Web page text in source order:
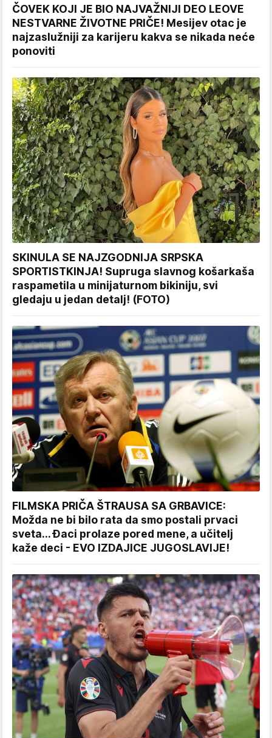
ČOVEK KOJI JE BIO NAJVAŽNIJI DEO LEOVE
NESTVARNE ŽIVOTNE PRIČE! Mesijev otac je
najzaslužniji za karijeru kakva se nikada neće
ponoviti
SKINULA SE NAJZGODNIJA SRPSKA
SPORTISTKINJA! Supruga slavnog košarkaša
raspametila u minijaturnom bikiniju, svi
gledaju u jedan detalj! (FOTO)
FILMSKA PRIČA ŠTRAUSA SA GRBAVICE:
Možda ne bi bilo rata da smo postali prvaci
sveta... Đaci prolaze pored mene, a učitelj
kaže deci - EVO IZDAJICE JUGOSLAVIJE!